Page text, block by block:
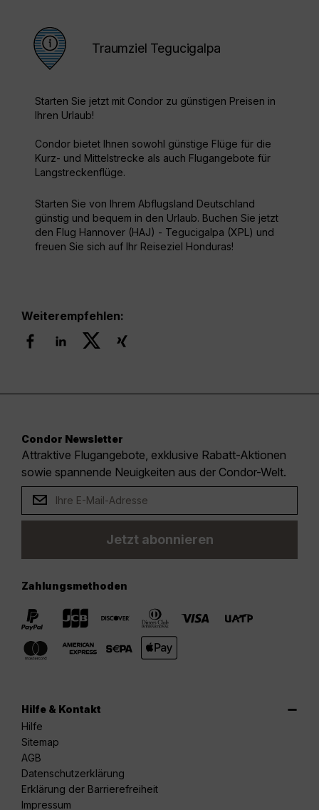
Traumziel Tegucigalpa
Starten Sie jetzt mit Condor zu günstigen Preisen in
Ihren Urlaub!
Condor bietet Ihnen sowohl günstige Flüge für die
Kurz- und Mittelstrecke als auch Flugangebote für
Langstreckenflüge.
Starten Sie von Ihrem Abflugsland Deutschland
günstig und bequem in den Urlaub. Buchen Sie jetzt
den Flug Hannover (HAJ) - Tegucigalpa (XPL) und
freuen Sie sich auf Ihr Reiseziel Honduras!
Weiterempfehlen:
Condor Newsletter
Attraktive Flugangebote, exklusive Rabatt-Aktionen
sowie spannende Neuigkeiten aus der Condor-Welt.
Jetzt abonnieren
Zahlungsmethoden
Hilfe & Kontakt
Hilfe
Sitemap
AGB
Datenschutzerklärung
Erklärung der Barrierefreiheit
Impressum